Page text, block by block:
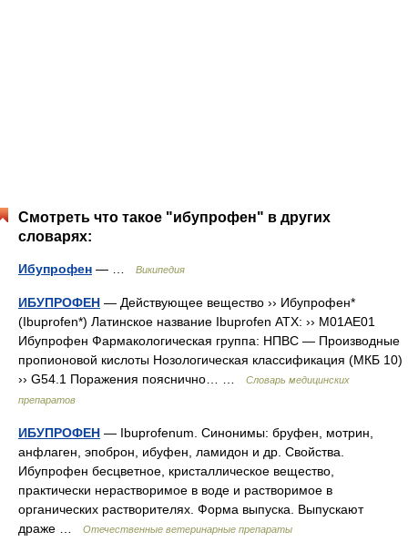
Смотреть что такое "ибупрофен" в других
словарях:
Ибупрофен — … Википедия
ИБУПРОФЕН — Действующее вещество ›› Ибупрофен*
(Ibuprofen*) Латинское название Ibuprofen АТХ: ›› M01AE01
Ибупрофен Фармакологическая группа: НПВС — Производные
пропионовой кислоты Нозологическая классификация (МКБ 10)
›› G54.1 Поражения пояснично… …
Словарь медицинских
препаратов
ИБУПРОФЕН — Ibuprofenum. Синонимы: бруфен, мотрин,
анфлаген, эпоброн, ибуфен, ламидон и др. Свойства.
Ибупрофен бесцветное, кристаллическое вещество,
практически нерастворимое в воде и растворимое в
органических растворителях. Форма выпуска. Выпускают
драже …
Отечественные ветеринарные препараты